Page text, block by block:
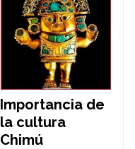
Importancia de
la cultura
Chimú